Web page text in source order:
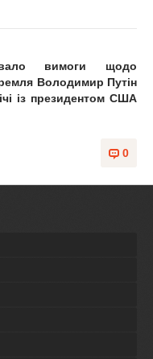
вимоги щодо
Володимир Путін
із президентом США
0